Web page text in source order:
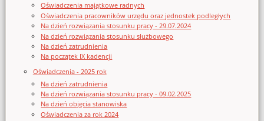
Oświadczenia majątkowe radnych
Oświadczenia pracowników urzędu oraz jednostek podległych
Na dzień rozwiązania stosunku pracy - 29.07.2024
Na dzień rozwiązania stosunku służbowego
Na dzień zatrudnienia
Na początek IX kadencji
Oświadczenia - 2025 rok
Na dzień zatrudnienia
Na dzień rozwiązania stosunku pracy - 09.02.2025
Na dzień objęcia stanowiska
Oświadczenia za rok 2024